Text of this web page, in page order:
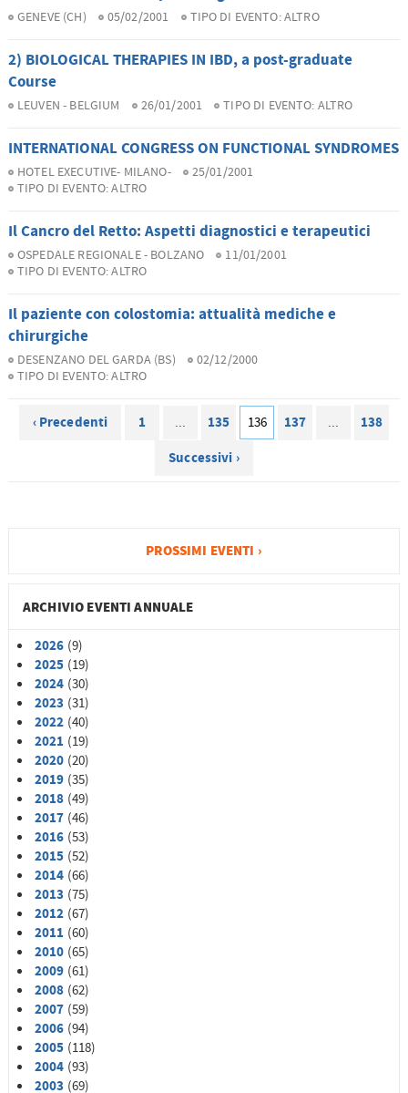
GENEVE (CH) 05/02/2001 TIPO DI EVENTO:ALTRO
2) BIOLOGICAL THERAPIES IN IBD, a post-graduate
Course
LEUVEN - BELGIUM 26/01/2001 TIPO DI EVENTO: ALTRO
INTERNATIONAL CONGRESS ON FUNCTIONAL SYNDROMES
HOTEL EXECUTIVE- MILANO-
25/01/2001
TIPO DI EVENTO:ALTRO
Il Cancro del Retto: Aspetti diagnostici e terapeutici
OSPEDALE REGIONALE - BOLZANO
11/01/2001
TIPO DI EVENTO:ALTRO
Il paziente con colostomia: attualità mediche e
chirurgiche
DESENZANO DEL GARDA (BS)
02/12/2000
TIPO DI EVENTO:ALTRO
‹ Precedenti 1 ... 135 136 137 ...
138
Successivi ›
PROSSIMI EVENTI ›
ARCHIVIO EVENTI ANNUALE
2026 (9)
2025 (19)
2024 (30)
2023 (31)
2022 (40)
2021 (19)
2020 (20)
2019 (35)
2018 (49)
2017 (46)
2016 (53)
2015 (52)
2014 (66)
2013 (75)
2012 (67)
2011 (60)
2010 (65)
2009 (61)
2008 (62)
2007 (59)
2006 (94)
2005 (118)
2004 (93)
2003 (69)